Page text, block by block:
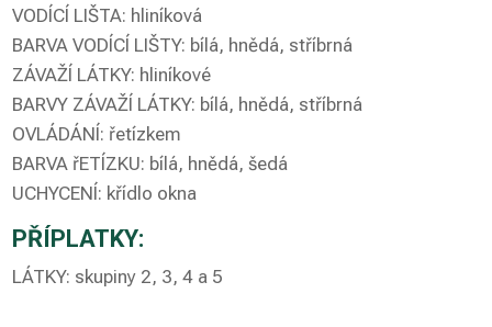
VODÍCÍ LIŠTA: hliníková
BARVA VODÍCÍ LIŠTY: bílá, hnědá, stříbrná
ZÁVAŽÍ LÁTKY: hliníkové
BARVY ZÁVAŽÍ LÁTKY: bílá, hnědá, stříbrná
OVLÁDÁNÍ: řetízkem
BARVA řETÍZKU: bílá, hnědá, šedá
UCHYCENÍ: křídlo okna
PŘÍPLATKY:
LÁTKY: skupiny 2, 3, 4 a 5